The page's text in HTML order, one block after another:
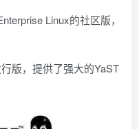
Linux的社区版，
版，提供了强大的YaST